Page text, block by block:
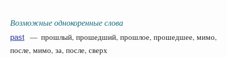
Возможные однокоренные слова
past
— прошлый, прошедший, прошлое, прошедшее, мимо,
после, мимо, за, после, сверх